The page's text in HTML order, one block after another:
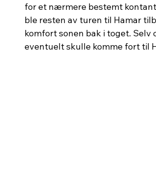
for et nærmere bestemt
ble resten av turen til Hamar
komfort sonen bak i toget. Selv
eventuelt skulle komme fort til